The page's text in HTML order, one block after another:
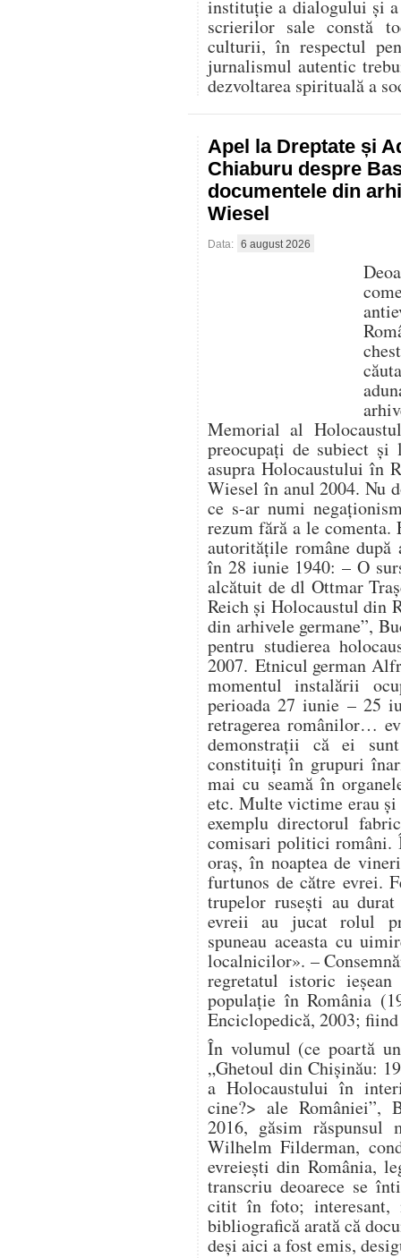
instituție a dialogului și
scrierilor sale constă
culturii, în respectul
jurnalismul autentic
dezvoltarea spirituală a
Apel la Dreptate și
Chiaburu despre
documentele din
Wiesel
Data: 6 august 2026
Memorial al
preocupați de subiect
asupra Holocaustului în
Wiesel în anul 2004. Nu
ce s-ar numi
rezum fără a le comenta.
autoritățile române după
în 28 iunie 1940: – O
alcătuit de dl Ottmar
Reich și Holocaustul din
din arhivele germane”,
pentru studierea
2007. Etnicul german
momentul instalării
perioada 27 iunie – 25
retragerea românilor…
demonstrații că ei
constituiți în grupuri
mai cu seamă în
etc. Multe victime erau
exemplu directorul
comisari politici români.
oraș, în noaptea de
furtunos de către evrei.
trupelor rusești au
evreii au jucat rolul
spuneau aceasta cu
localnicilor». –
regretatul istoric
populație în România
Enciclopedică, 2003;
În volumul (ce poartă
„Ghetoul din Chișinău:
a Holocaustului în
cine?> ale României”,
2016, găsim răspunsul
Wilhelm Filderman,
evreiești din România,
transcriu deoarece se
citit în foto; interesant,
bibliografică arată că
deși aici a fost emis,